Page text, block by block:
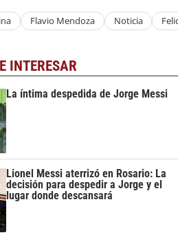
Flavio Mendoza Noticia
INTERESAR
La íntima despedida de Jorge Messi
Lionel Messi aterrizó en Rosario: La
decisión para despedir a Jorge y el
lugar donde descansará